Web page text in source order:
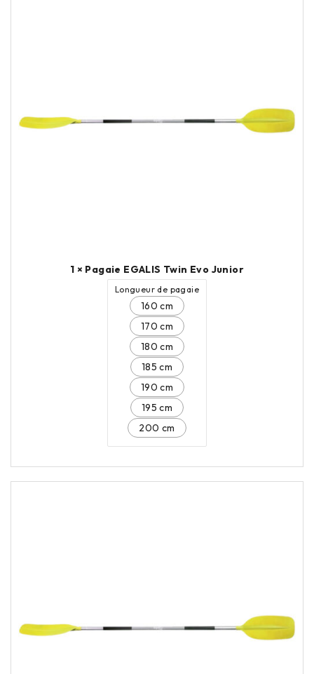
1 × Pagaie EGALIS Twin Evo Junior
Longueur de pagaie
160 cm
170 cm
180 cm
185 cm
190 cm
195 cm
200 cm